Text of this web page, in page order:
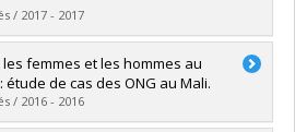
Papyrus
/ 2017 - 2017
Papyrus
femmes et les hommes au
de cas des ONG au Mali.
/ 2016 - 2016